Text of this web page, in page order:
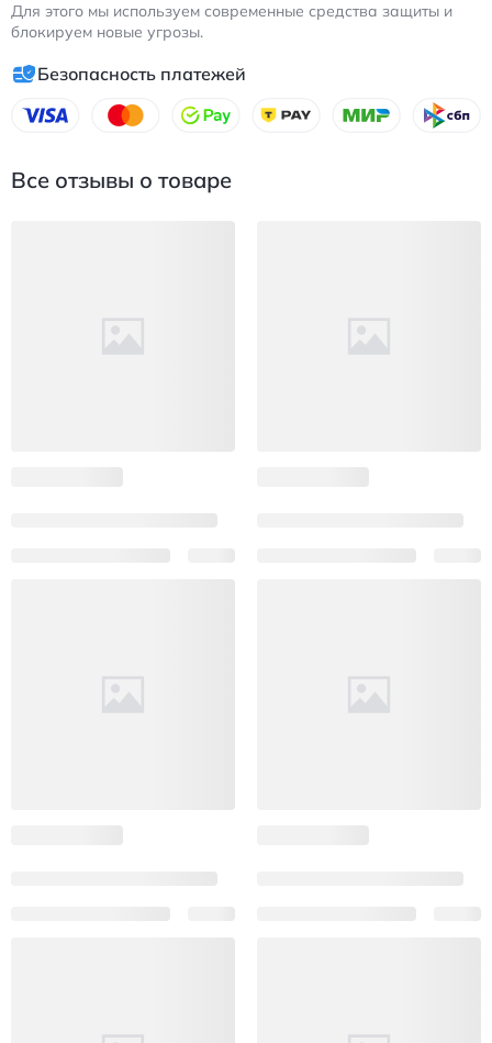
Для этого мы используем современные средства защиты и
блокируем новые угрозы.
Безопасность платежей
Все отзывы о товаре